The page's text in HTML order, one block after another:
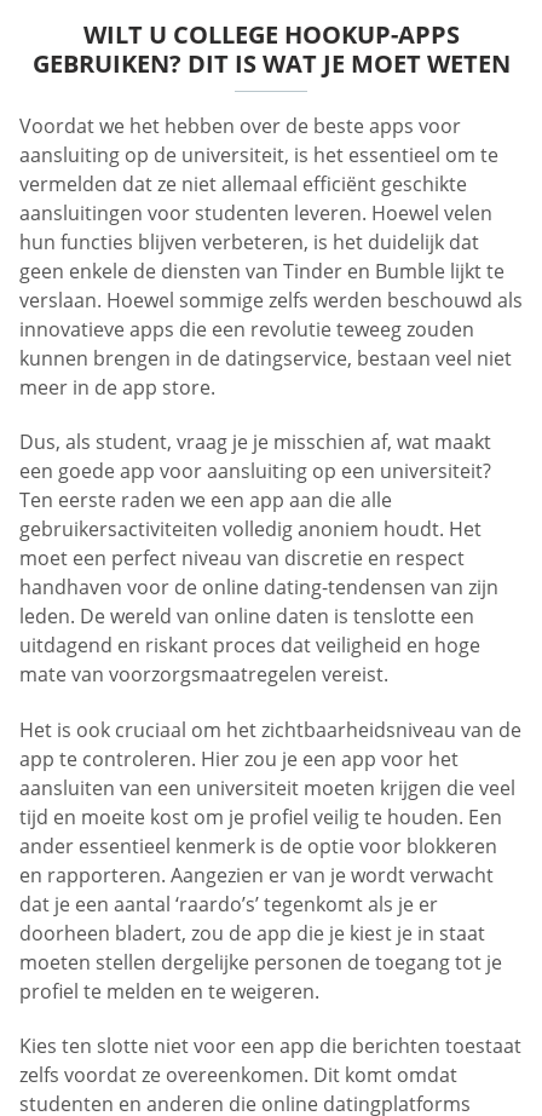
WILT U COLLEGE HOOKUP-APPS
GEBRUIKEN? DIT IS WAT JE MOET WETEN
Voordat we het hebben over de beste apps voor
aansluiting op de universiteit, is het essentieel om te
vermelden dat ze niet allemaal efficiënt geschikte
aansluitingen voor studenten leveren. Hoewel velen
hun functies blijven verbeteren, is het duidelijk dat
geen enkele de diensten van Tinder en Bumble lijkt te
verslaan. Hoewel sommige zelfs werden beschouwd als
innovatieve apps die een revolutie teweeg zouden
kunnen brengen in de datingservice, bestaan veel niet
meer in de app store.
Dus, als student, vraag je je misschien af, wat maakt
een goede app voor aansluiting op een universiteit?
Ten eerste raden we een app aan die alle
gebruikersactiviteiten volledig anoniem houdt. Het
moet een perfect niveau van discretie en respect
handhaven voor de online dating-tendensen van zijn
leden. De wereld van online daten is tenslotte een
uitdagend en riskant proces dat veiligheid en hoge
mate van voorzorgsmaatregelen vereist.
Het is ook cruciaal om het zichtbaarheidsniveau van de
app te controleren. Hier zou je een app voor het
aansluiten van een universiteit moeten krijgen die veel
tijd en moeite kost om je profiel veilig te houden. Een
ander essentieel kenmerk is de optie voor blokkeren
en rapporteren. Aangezien er van je wordt verwacht
dat je een aantal ‘raardo’s’ tegenkomt als je er
doorheen bladert, zou de app die je kiest je in staat
moeten stellen dergelijke personen de toegang tot je
profiel te melden en te weigeren.
Kies ten slotte niet voor een app die berichten toestaat
zelfs voordat ze overeenkomen. Dit komt omdat
studenten en anderen die online datingplatforms